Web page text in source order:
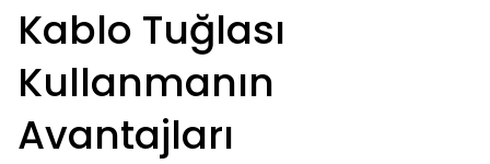
Kablo Tuğlası
Kullanmanın
Avantajları